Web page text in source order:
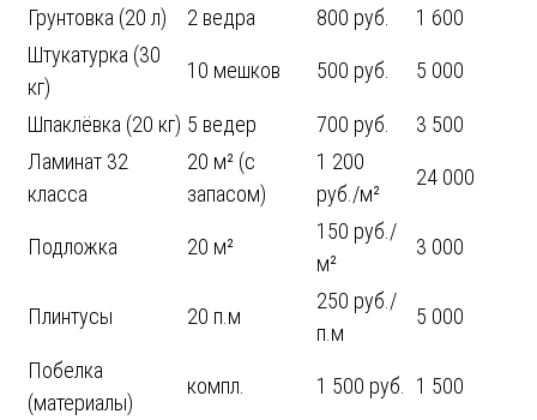
Грунтовка (20 л)
2 ведра 800 руб.
1 600
Штукатурка (30
кг)
10 мешков 500 руб. 5 000
Шпаклёвка (20 кг) 5 ведер 700 руб.
3 500
Ламинат 32
класса
20 м² (с
запасом)
1 200
руб./м²
24 000
Подложка 20 м²
150 руб./
м²
3 000
Плинтусы 20 п.м
250 руб./
п.м
5 000
Побелка
(материалы)
компл. 1 500 руб. 1 500